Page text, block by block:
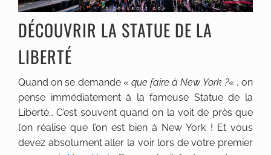
DÉCOUVRIR LA STATUE DE LA
LIBERTÉ
Quand on se demande « que faire à New York ?« , on
pense immédiatement à la fameuse Statue de la
Liberté… C’est souvent quand on la voit de près que
l’on réalise que l’on est bien à New York ! Et vous
devez absolument aller la voir lors de votre premier